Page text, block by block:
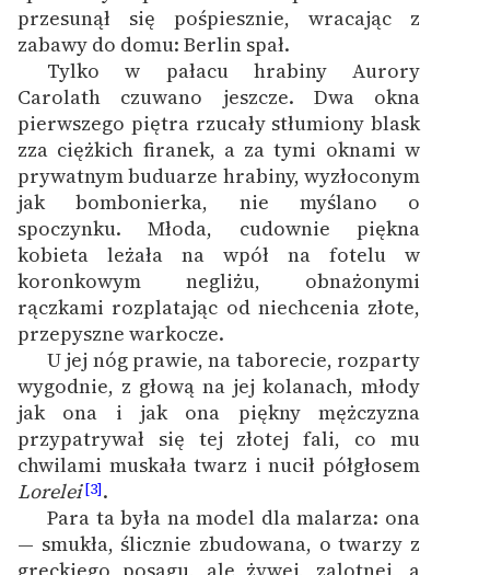
twórców przechodzących
do domeny publicznej,
lektur szkolnych oraz
Starego Testamentu
Odkurzamy bohaterów
Szkoła Poezji Wolnych
Lektur
O nas
Kontakt
O projekcie
Zespół
Zasady wykorzystania
Wolnych Lektur
Logotypy
przesunął się pośpiesznie, wracając z
zabawy do domu: Berlin spał.
Tylko w pałacu hrabiny Aurory
Carolath czuwano jeszcze. Dwa okna
pierwszego piętra rzucały stłumiony blask
zza ciężkich firanek, a za tymi oknami w
prywatnym buduarze hrabiny, wyzłoconym
jak bombonierka, nie myślano o
spoczynku. Młoda, cudownie piękna
kobieta leżała na wpół na fotelu w
koronkowym negliżu, obnażonymi
rączkami rozplatając od niechcenia złote,
przepyszne warkocze.
U jej nóg prawie, na taborecie, rozparty
wygodnie, z głową na jej kolanach, młody
jak ona i jak ona piękny mężczyzna
przypatrywał się tej złotej fali, co mu
chwilami muskała twarz i nucił półgłosem
Lorelei[3].
Para ta była na model dla malarza: ona
— smukła, ślicznie zbudowana, o twarzy z